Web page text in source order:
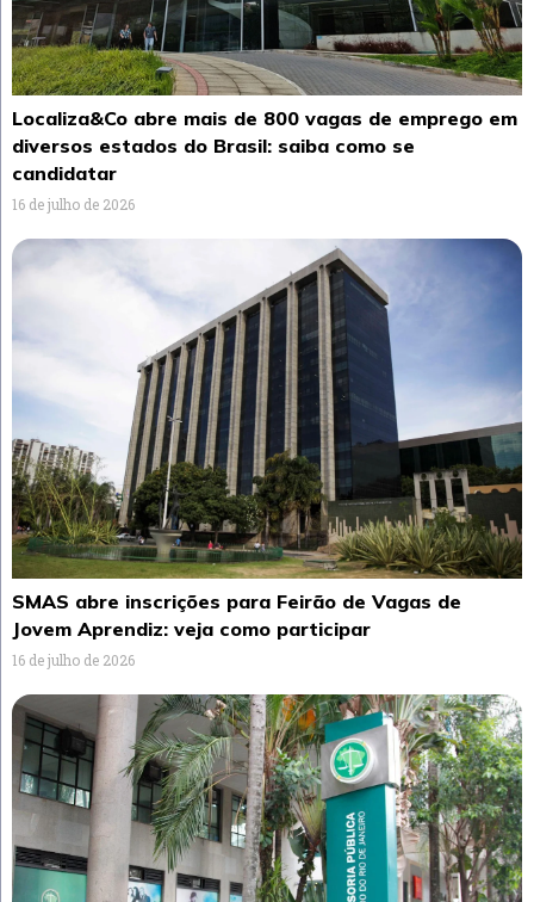
Localiza&Co abre mais de 800 vagas de emprego em
diversos estados do Brasil: saiba como se
candidatar
16 de julho de 2026
SMAS abre inscrições para Feirão de Vagas de
Jovem Aprendiz: veja como participar
16 de julho de 2026